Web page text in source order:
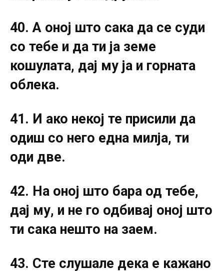
40. А оној што сака да се суди
со тебе и да ти ја земе
кошулата, дај му ја и горната
облека.
41. И ако некој те присили да
одиш со него една милја, ти
оди две.
42. На оној што бара од тебе,
дај му, и не го одбивај оној што
ти сака нешто на заем.
43. Сте слушале дека е кажано